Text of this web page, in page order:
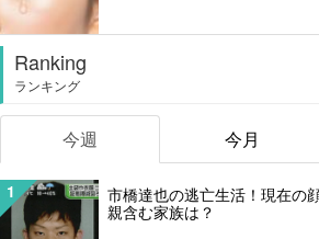
Ranking
ランキング
今週 今月
1
市橋達也の逃亡生活！現在の
親含む家族は？